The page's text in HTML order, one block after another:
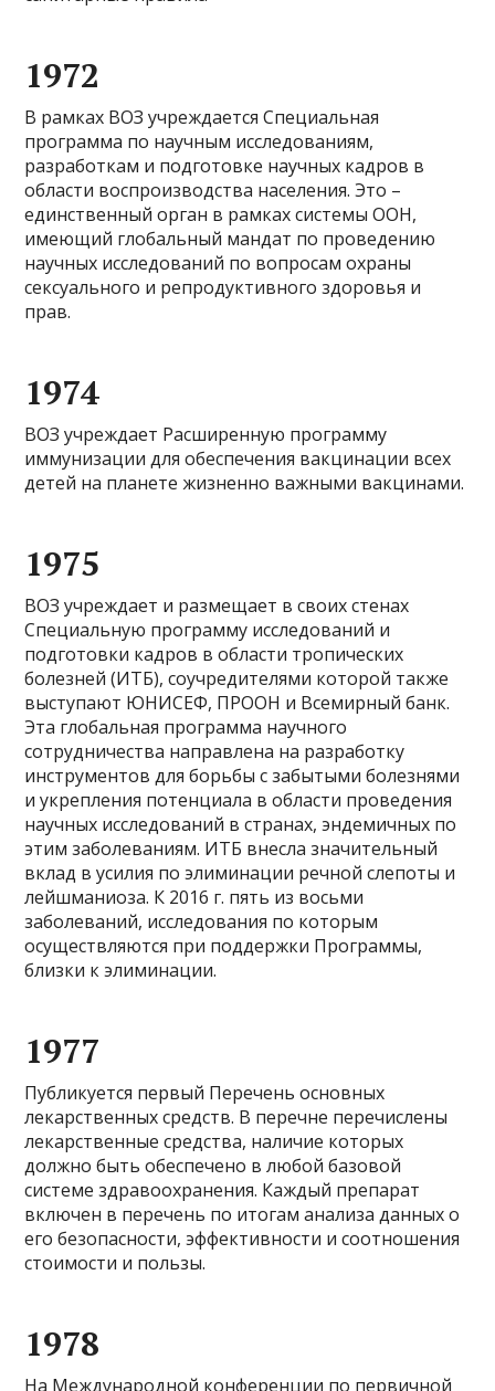
1972
В рамках ВОЗ учреждается Специальная
программа по научным исследованиям,
разработкам и подготовке научных кадров в
области воспроизводства населения. Это –
единственный орган в рамках системы ООН,
имеющий глобальный мандат по проведению
научных исследований по вопросам охраны
сексуального и репродуктивного здоровья и
прав.
1974
ВОЗ учреждает Расширенную программу
иммунизации для обеспечения вакцинации всех
детей на планете жизненно важными вакцинами.
1975
ВОЗ учреждает и размещает в своих стенах
Специальную программу исследований и
подготовки кадров в области тропических
болезней (ИТБ), соучредителями которой также
выступают ЮНИСЕФ, ПРООН и Всемирный банк.
Эта глобальная программа научного
сотрудничества направлена на разработку
инструментов для борьбы с забытыми болезнями
и укрепления потенциала в области проведения
научных исследований в странах, эндемичных по
этим заболеваниям. ИТБ внесла значительный
вклад в усилия по элиминации речной слепоты и
лейшманиоза. К 2016 г. пять из восьми
заболеваний, исследования по которым
осуществляются при поддержки Программы,
близки к элиминации.
1977
Публикуется первый Перечень основных
лекарственных средств. В перечне перечислены
лекарственные средства, наличие которых
должно быть обеспечено в любой базовой
системе здравоохранения. Каждый препарат
включен в перечень по итогам анализа данных о
его безопасности, эффективности и соотношения
стоимости и пользы.
1978
На Международной конференции по первичной